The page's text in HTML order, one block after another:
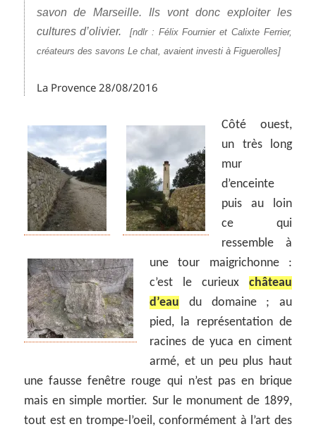
savon de Marseille. Ils vont donc exploiter les
cultures d’olivier.
[ndlr : Félix Fournier et Calixte Ferrier,
créateurs des savons Le chat, avaient investi à Figuerolles]
La Provence 28/08/2016
Côté ouest,
un très long
mur
d’enceinte
puis au loin
ce qui
ressemble à
une tour maigrichonne :
c’est le curieux château
d’eau du domaine ; au
pied, la représentation de
racines de yuca en ciment
armé, et un peu plus haut
une fausse fenêtre rouge qui n’est pas en brique
mais en simple mortier. Sur le monument de 1899,
tout est en trompe-l’oeil, conformément à l’art des